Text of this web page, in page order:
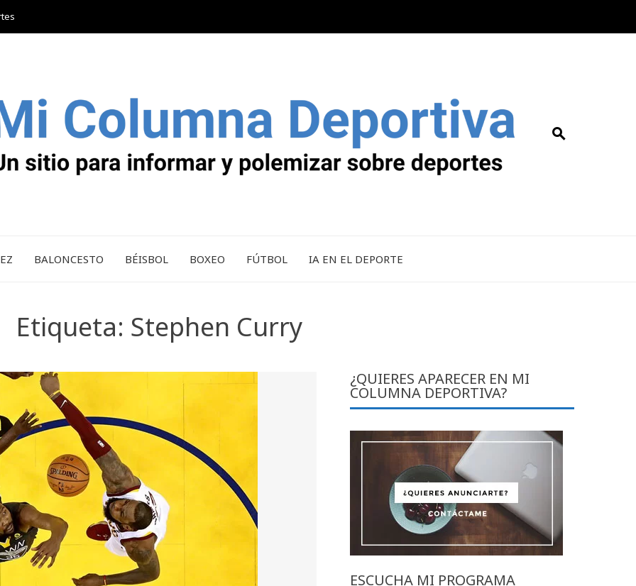
BALONCESTO BÉISBOL BOXEO FÚTBOL IA EN EL DEPORTE
Etiqueta: Stephen Curry
¿QUIERES APARECER EN MI
COLUMNA DEPORTIVA?
ESCUCHA MI PROGRAMA